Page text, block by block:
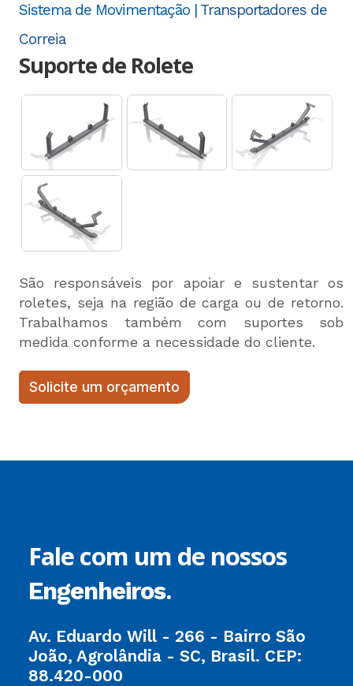
Sistema de Movimentação | Transportadores de
Correia
Suporte de Rolete
São responsáveis por apoiar e sustentar os
roletes, seja na região de carga ou de retorno.
Trabalhamos também com suportes sob
medida conforme a necessidade do cliente.
Solicite um orçamento
Fale com um de nossos
Engenheiros.
Av. Eduardo Will - 266 - Bairro São
João, Agrolândia - SC, Brasil. CEP:
88.420-000